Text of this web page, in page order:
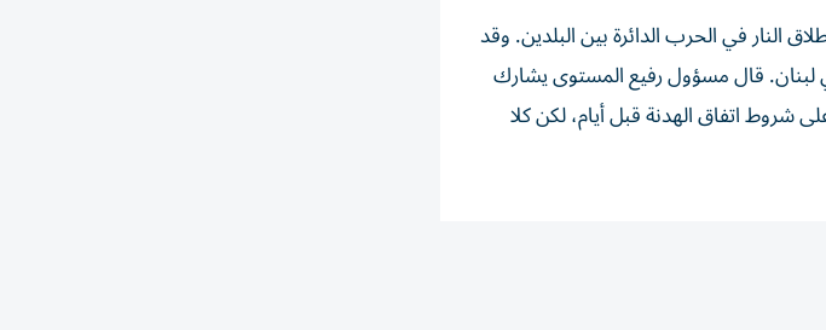
النار في الحرب الدائرة بين البلدين. وقد
لبنان. قال مسؤول رفيع المستوى يشارك
شروط اتفاق الهدنة قبل أيام، لكن كلا